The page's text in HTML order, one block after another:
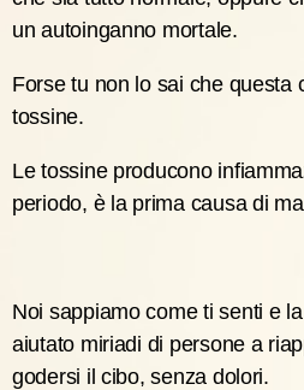
un autoinganno mortale.
Forse tu non lo sai che questa
tossine.
Le tossine producono
periodo, è la prima causa di
Noi sappiamo come ti senti e
aiutato miriadi di persone a
godersi il cibo, senza dolori.